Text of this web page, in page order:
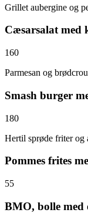
Grillet aubergine og
Cæsarsalat med
160
Parmesan og
Smash burger
180
Hertil sprøde friter og
Pommes frites
55
BMO, bolle med